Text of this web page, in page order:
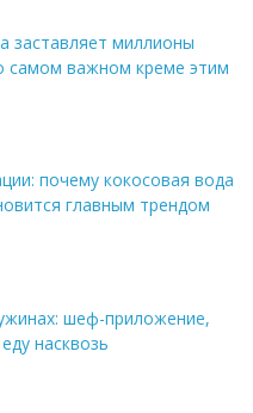
заставляет миллионы
самом важном креме этим
почему кокосовая вода
главным трендом
шеф-приложение,
насквозь